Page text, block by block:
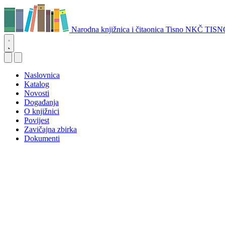
Narodna knjižnica i čitaonica Tisno NKČ
Naslovnica
Katalog
Novosti
Događanja
O knjižnici
Povijest
Zavičajna zbirka
Dokumenti